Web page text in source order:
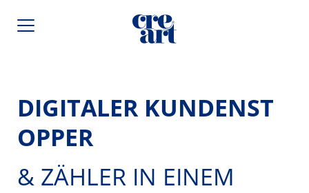
DIGITALER KUNDENST
OPPER
& ZÄHLER IN EINEM